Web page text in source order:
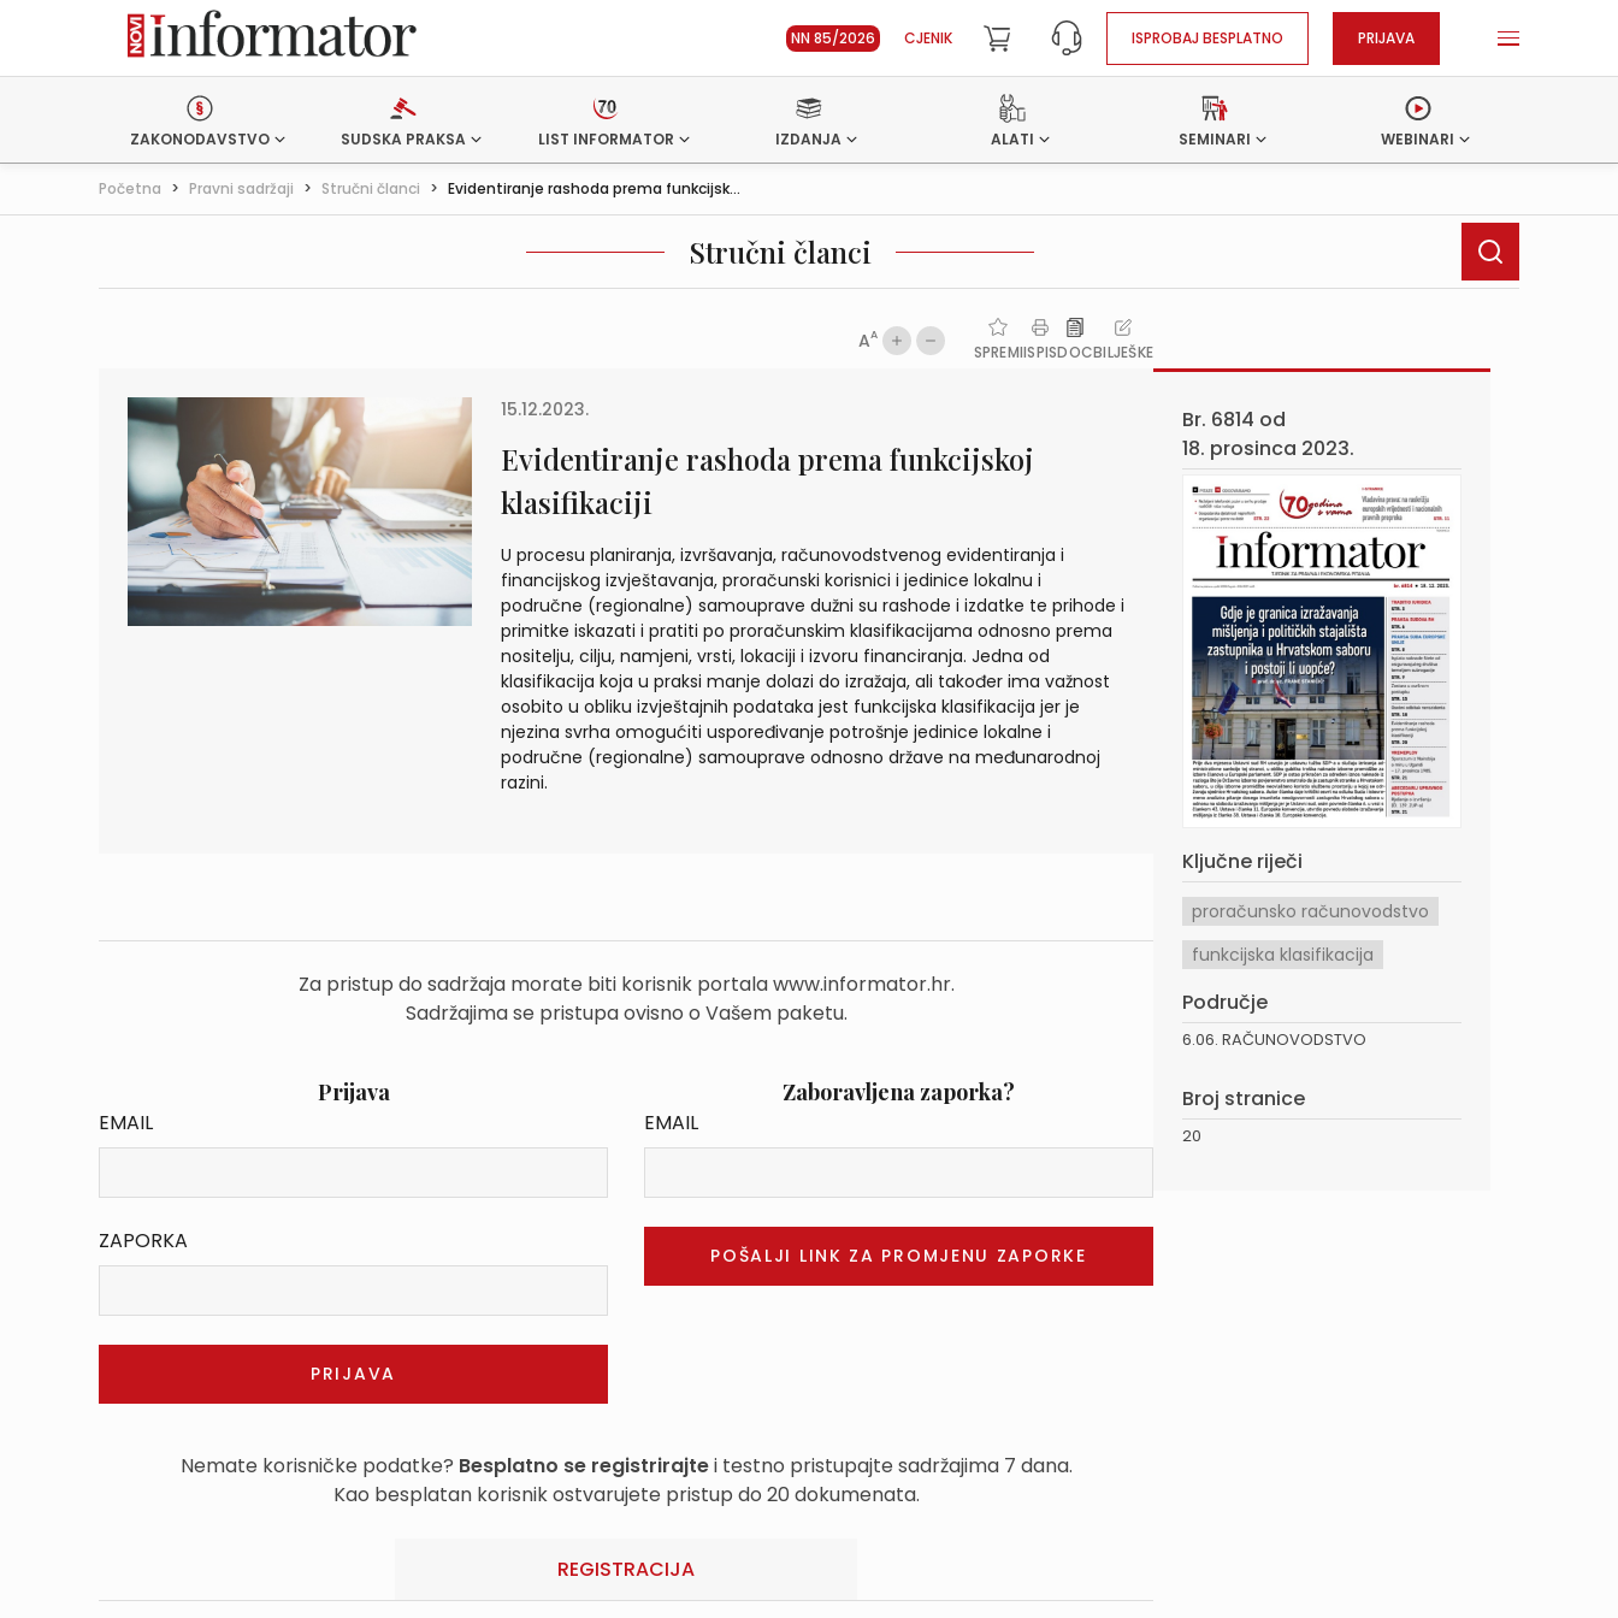
NN 85/2026 CJENIK ISPROBAJ BESPLATNO PRIJAVA
ZAKONODAVSTVO SUDSKA PRAKSA LIST INFORMATOR IZDANJA ALATI SEMINARI WEBINARI
Početna > Pravni sadržaji > Stručni članci > Evidentiranje rashoda prema funkcijsk...
Stručni članci
AA
SPREMIISPISDOCBILJEŠKE
15.12.2023.
Evidentiranje rashoda prema funkcijskoj
klasifikaciji
U procesu planiranja, izvršavanja, računovodstvenog evidentiranja i
financijskog izvještavanja, proračunski korisnici i jedinice lokalnu i
područne (regionalne) samouprave dužni su rashode i izdatke te prihode i
primitke iskazati i pratiti po proračunskim klasifikacijama odnosno prema
nositelju, cilju, namjeni, vrsti, lokaciji i izvoru financiranja. Jedna od
klasifikacija koja u praksi manje dolazi do izražaja, ali također ima važnost
osobito u obliku izvještajnih podataka jest funkcijska klasifikacija jer je
njezina svrha omogućiti uspoređivanje potrošnje jedinice lokalne i
područne (regionalne) samouprave odnosno države na međunarodnoj
razini.
Za pristup do sadržaja morate biti korisnik portala www.informator.hr.
Sadržajima se pristupa ovisno o Vašem paketu.
Prijava
EMAIL
ZAPORKA
Zaboravljena zaporka?
EMAIL
Nemate korisničke podatke? Besplatno se registrirajtei testno pristupajte sadržajima 7 dana.
Kao besplatan korisnik ostvarujete pristup do 20 dokumenata.
REGISTRACIJA
Br. 6814 od
18. prosinca 2023.
Ključne riječi
proračunsko računovodstvo
funkcijska klasifikacija
Područje
6.06. RAČUNOVODSTVO
Broj stranice
20